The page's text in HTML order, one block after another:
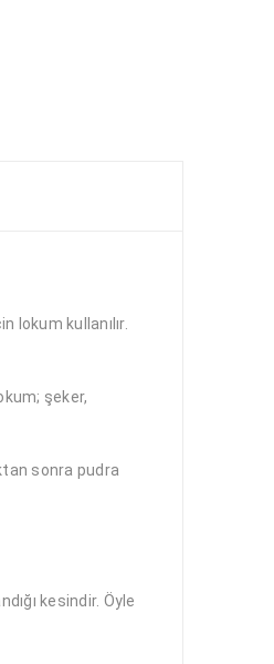
lokum kullanılır.
şeker,
sonra pudra
kesindir. Öyle